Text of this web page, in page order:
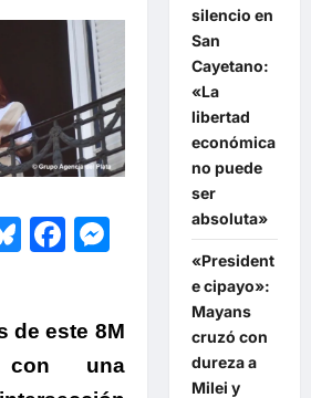
Bluesky
Facebook
Messenger
de este 8M
con una
silencio en
San
Cayetano:
«La
libertad
económica
no puede
ser
absoluta»
«President
e cipayo»:
Mayans
cruzó con
dureza a
Milei y